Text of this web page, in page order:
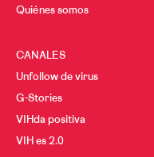
Quiénes somos
CANALES
Unfollow de virus
G-Stories
VIHda positiva
VIH es 2.0